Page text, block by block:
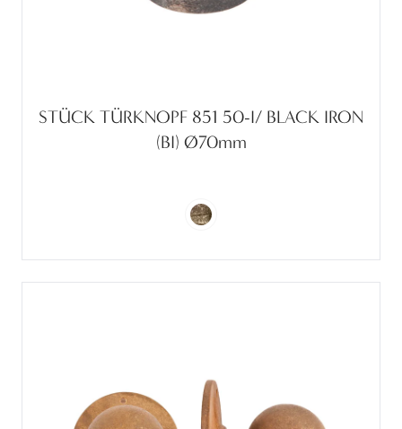
STÜCK TÜRKNOPF 851 50-I/ BLACK IRON
(BI) Ø70mm